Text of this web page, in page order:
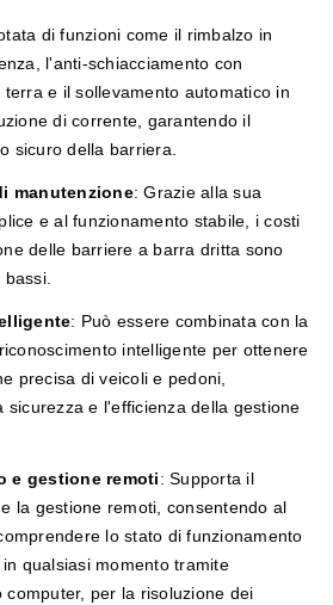
di funzioni come il rimbalzo in
l'anti-schiacciamento con
terra e il sollevamento automatico in
di corrente, garantendo il
sicuro della barriera.
manutenzione: Grazie alla sua
e al funzionamento stabile, i costi
delle barriere a barra dritta sono
: Può essere combinata con la
intelligente per ottenere
precisa di veicoli e pedoni,
sicurezza e l'efficienza della gestione
e gestione remoti: Supporta il
la gestione remoti, consentendo al
lo stato di funzionamento
qualsiasi momento tramite
computer, per la risoluzione dei